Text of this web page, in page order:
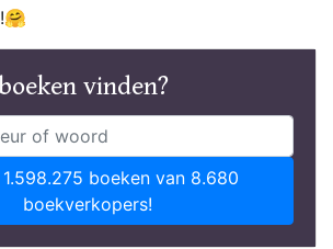
vinden?
boeken van 8.680
boekverkopers!